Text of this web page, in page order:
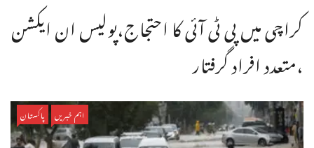
کراچی میں پی ٹی آئی کا احتجاج،پولیس ان ایکشن
،متعدد افراد گرفتار
اہم خبریں پاکستان